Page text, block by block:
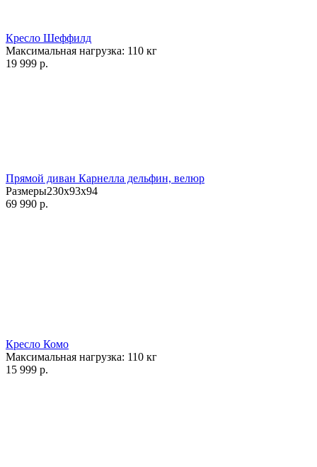
Кресло Шеффилд
Максимальная нагрузка: 110 кг
19 999 р.
Прямой диван Карнелла дельфин, велюр
Размеры230x93x94
69 990 р.
Кресло Комо
Максимальная нагрузка: 110 кг
15 999 р.